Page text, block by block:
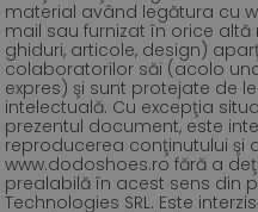
material având legătura cu
mail sau furnizat în orice
ghiduri, articole, design)
colaboratorilor săi (acolo
expres) şi sunt protejate de
intelectuală. Cu excepţia
prezentul document, este
reproducerea conţinutului şi
www.dodoshoes.ro fără a
prealabilă în acest sens din
Technologies SRL. Este